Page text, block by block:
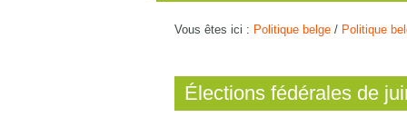
Vous êtes ici : Politique belge / Politique
Élections fédérales de